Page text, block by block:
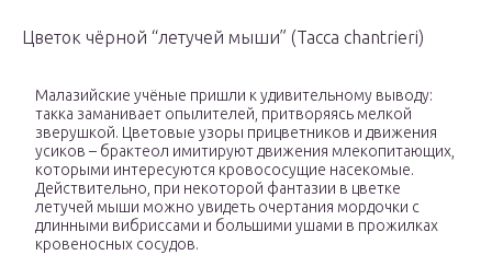
Цветок чёрной “летучей мыши” (Tacca chantrieri)
Малазийские учёные пришли к удивительному выводу:
такка заманивает опылителей, притворяясь мелкой
зверушкой. Цветовые узоры прицветников и движения
усиков – брактеол имитируют движения млекопитающих,
которыми интересуются кровососущие насекомые.
Действительно, при некоторой фантазии в цветке
летучей мыши можно увидеть очертания мордочки с
длинными вибриссами и большими ушами в прожилках
кровеносных сосудов.